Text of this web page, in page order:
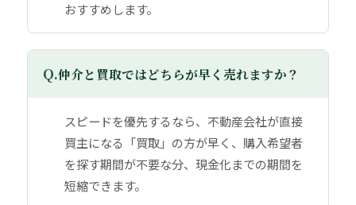
おすすめします。
Q.仲介と買取ではどちらが早く売れますか？
スピードを優先するなら、不動産会社が直接
買主になる「買取」の方が早く、購入希望者
を探す期間が不要な分、現金化までの期間を
短縮できます。